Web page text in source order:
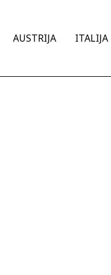
AUSTRIJA ITALIJA